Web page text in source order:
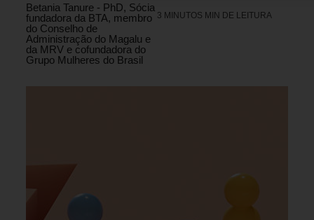
Betania Tanure - PhD, Sócia
fundadora da BTA, membro
do Conselho de
Administração do Magalu e
da MRV e cofundadora do
Grupo Mulheres do Brasil
3 MINUTOS MIN DE LEITURA